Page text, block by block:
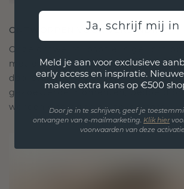
ONTWORPEN VOOR VERBINDING
Onze ontwerpfilosofie is gericht op
met elk stuk ontworpen om de tand
doorstaan. Het wordt jouw symbool
gekoesterde momenten, bedoeld
worden gedragen en gekoesterd.
Ja, schrijf mij in
Meld je aan voor exclusieve
early access en inspiratie.
maken extra kans op €500
Door je in te schrijven, geef je
ontvangen van e-mailmarketing. Klik hier
voorwaarden van deze activatie